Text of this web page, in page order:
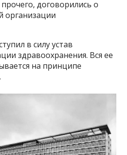
договорились о
организации
в силу устав
здравоохранения. Вся ее
на принципе